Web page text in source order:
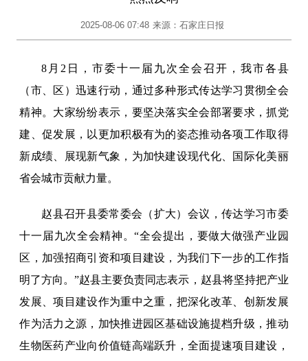
2025-08-06 07:48 来源：石家庄日报
8月2日，市委十一届九次全会召开，我市各县
（市、区）迅速行动，通过多种形式传达学习贯彻全会
精神。大家纷纷表示，要坚决落实全会部署要求，抓党
建、促发展，以更加积极有为的姿态推动各项工作取得
新成绩、展现新气象，为加快建设现代化、国际化美丽
省会城市贡献力量。
赵县召开县委常委会（扩大）会议，传达学习市委
十一届九次全会精神。“全会提出，要做大做强产业园
区，加强招商引资和项目建设，为我们下一步的工作指
明了方向。”赵县主要负责同志表示，赵县将坚持把产业
发展、项目建设作为重中之重，把深化改革、创新发展
作为活力之源，加快推进园区基础设施提档升级，推动
生物医药产业向价值链高端跃升，全面提速项目建设，